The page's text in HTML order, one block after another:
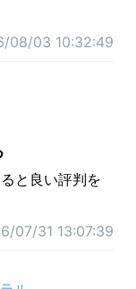
08/03 10:32:49
と良い評判を
07/31 13:07:39